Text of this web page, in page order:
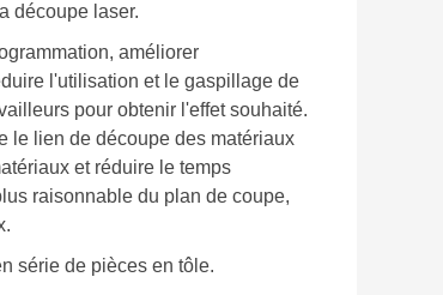
découpe laser.
améliorer
l'utilisation et le gaspillage de
pour obtenir l'effet souhaité.
le lien de découpe des matériaux
et réduire le temps
raisonnable du plan de coupe,
série de pièces en tôle.